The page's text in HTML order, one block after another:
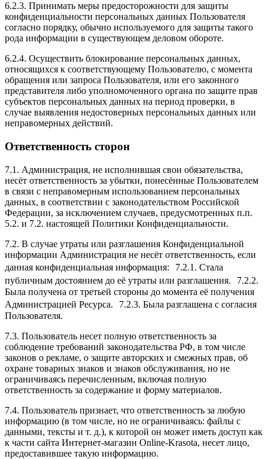
6.2.3. Принимать меры предосторожности для защиты
конфиденциальности персональных данных Пользователя
согласно порядку, обычно используемого для защиты такого
рода информации в существующем деловом обороте.
6.2.4. Осуществить блокирование персональных данных,
относящихся к соответствующему Пользователю, с момента
обращения или запроса Пользователя, или его законного
представителя либо уполномоченного органа по защите прав
субъектов персональных данных на период проверки, в
случае выявления недостоверных персональных данных или
неправомерных действий.
Ответственность сторон
7.1. Администрация, не исполнившая свои обязательства,
несёт ответственность за убытки, понесённые Пользователем
в связи с неправомерным использованием персональных
данных, в соответствии с законодательством Российской
Федерации, за исключением случаев, предусмотренных п.п.
5.2. и 7.2. настоящей Политики Конфиденциальности.
7.2. В случае утраты или разглашения Конфиденциальной
информации Администрация не несёт ответственность, если
данная конфиденциальная информация: 7.2.1. Стала
публичным достоянием до её утраты или разглашения. 7.2.2.
Была получена от третьей стороны до момента её получения
Администрацией Ресурса. 7.2.3. Была разглашена с согласия
Пользователя.
7.3. Пользователь несет полную ответственность за
соблюдение требований законодательства РФ, в том числе
законов о рекламе, о защите авторских и смежных прав, об
охране товарных знаков и знаков обслуживания, но не
ограничиваясь перечисленным, включая полную
ответственность за содержание и форму материалов.
7.4. Пользователь признает, что ответственность за любую
информацию (в том числе, но не ограничиваясь: файлы с
данными, тексты и т. д.), к которой он может иметь доступ как
к части сайта Интернет-магазин Online-Krasota, несет лицо,
предоставившее такую информацию.